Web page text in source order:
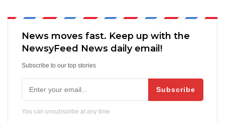
News moves fast. Keep up with the
NewsyFeed News daily email!
Subscribe to our top stories
Subscribe
You can unsubscribe at any time